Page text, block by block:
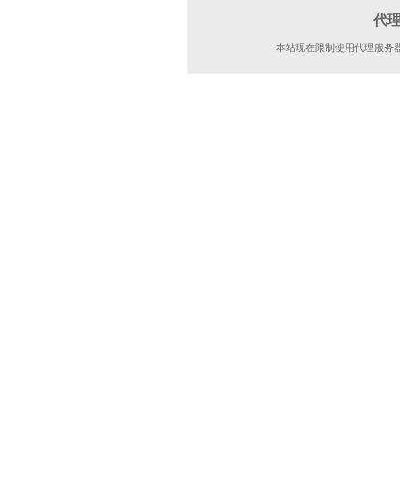
代
本站现在限制使用代理服务